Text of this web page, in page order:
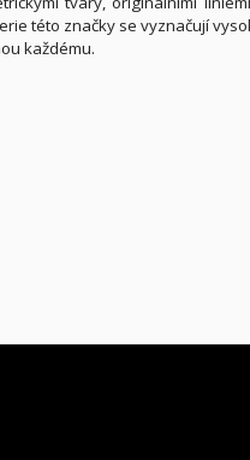
této značky se vyznačují
každému.